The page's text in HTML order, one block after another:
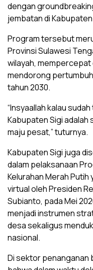
dengan
jembatan di Kabupaten
Program tersebut
Provinsi Sulawesi
wilayah,
mendorong
tahun 2030.
“Insyaallah kalau
Kabupaten Sigi adalah
maju pesat,” tuturnya.
Kabupaten Sigi juga
dalam pelaksanaan
Kelurahan Merah
virtual oleh Presiden
Subianto, pada Mei
menjadi instrumen
desa sekaligus
nasional.
Di sektor penanganan